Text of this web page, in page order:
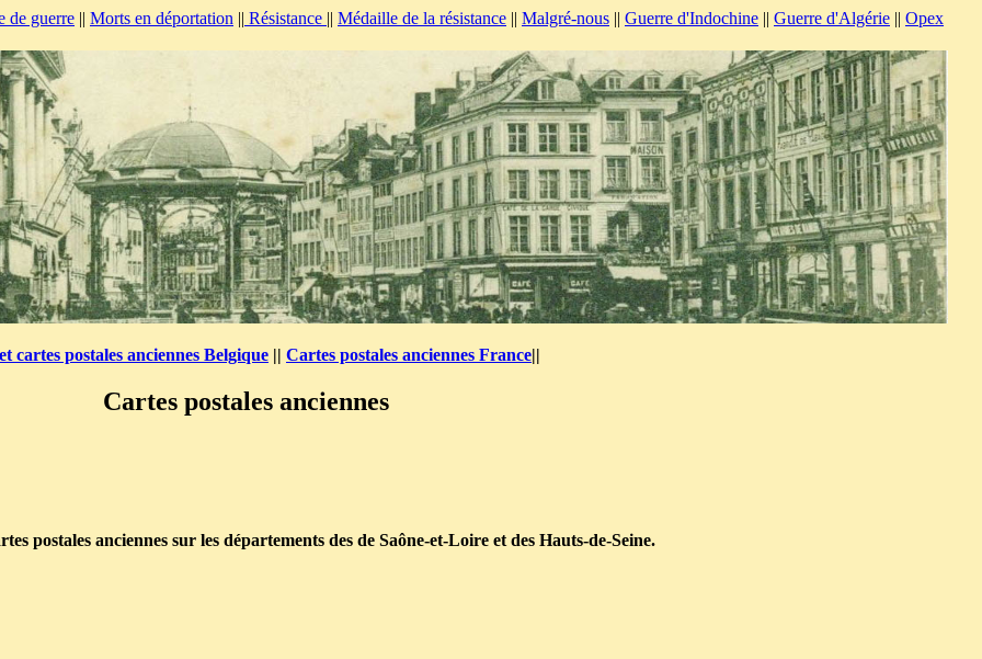
de guerre || Morts en déportation || Résistance || Médaille de la résistance || Malgré-nous || Guerre d'Indochine || Guerre d'Algérie || Opex
cartes postales anciennes Belgique || Cartes postales anciennes France||
Cartes postales anciennes
postales anciennes sur les départements des de Saône-et-Loire et des Hauts-de-Seine.